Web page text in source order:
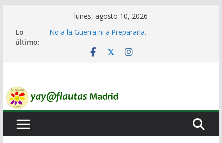
contenido
lunes, agosto 10, 2026
Lo
último:
No a la Guerra ni a Prepararla.
Ni un Euro para el Rearme. Ni un Voto para la